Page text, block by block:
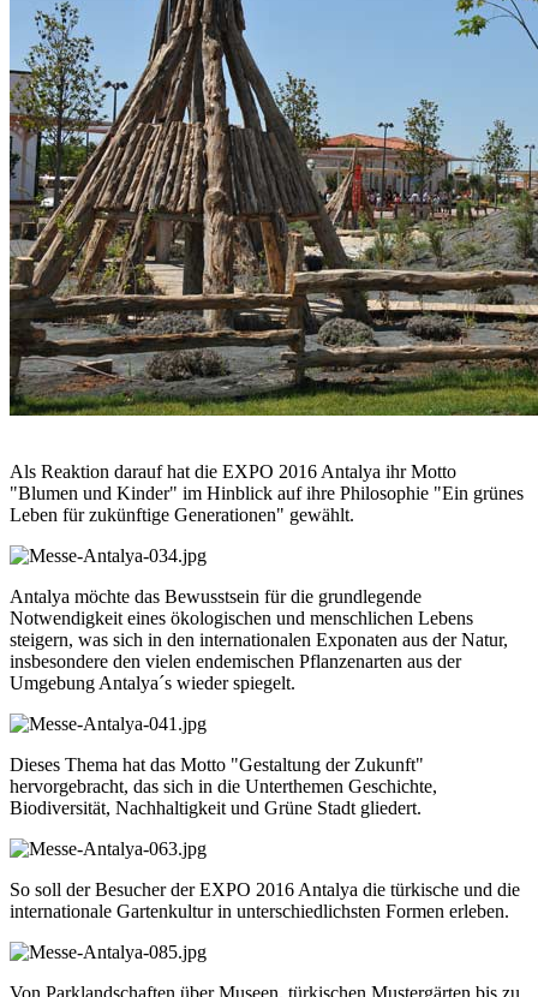
Als Reaktion darauf hat die EXPO 2016 Antalya ihr Motto
"Blumen und Kinder" im Hinblick auf ihre Philosophie "Ein grünes
Leben für zukünftige Generationen" gewählt.
Antalya möchte das Bewusstsein für die grundlegende
Notwendigkeit eines ökologischen und menschlichen Lebens
steigern, was sich in den internationalen Exponaten aus der Natur,
insbesondere den vielen endemischen Pflanzenarten aus der
Umgebung Antalya´s wieder spiegelt.
Dieses Thema hat das Motto "Gestaltung der Zukunft"
hervorgebracht, das sich in die Unterthemen Geschichte,
Biodiversität, Nachhaltigkeit und Grüne Stadt gliedert.
So soll der Besucher der EXPO 2016 Antalya die türkische und die
internationale Gartenkultur in unterschiedlichsten Formen erleben.
Von Parklandschaften über Museen, türkischen Mustergärten bis zu